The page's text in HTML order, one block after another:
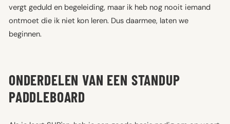
vergt geduld en begeleiding, maar ik heb nog nooit iemand
ontmoet die ik niet kon leren. Dus daarmee, laten we
beginnen.
ONDERDELEN VAN EEN STANDUP
PADDLEBOARD